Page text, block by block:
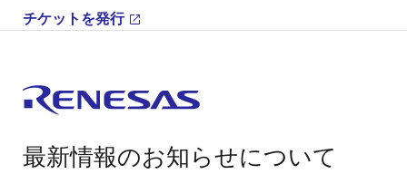
チケットを発行
最新情報のお知らせについて